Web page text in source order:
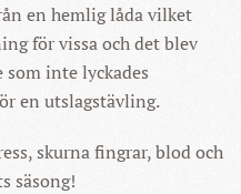
en hemlig låda vilket
för vissa och det blev
som inte lyckades
en utslagstävling.
skurna fingrar, blod och
säsong!